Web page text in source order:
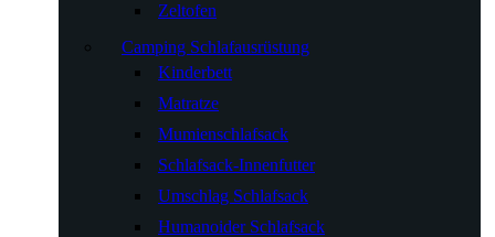
Zeltofen
Camping Schlafausrüstung
Kinderbett
Matratze
Mumienschlafsack
Schlafsack-Innenfutter
Umschlag Schlafsack
Humanoider Schlafsack